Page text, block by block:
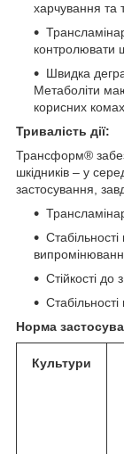
харчування та
контролювати
Швидка
Метаболіти
корисних
Тривалість дії:
Трансформ®
шкідників – у
застосування,
Стійкості
Норма
Культури